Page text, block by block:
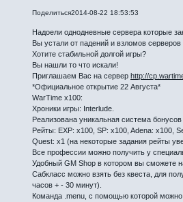
Поделиться2014-08-22 18:53:53
Надоели однодневные сервера которые
Вы устали от падений и взломов серверов
Хотите стабильной долгой игры?
Вы нашли то что искали!
Приглашаем Вас на серверhttp://
*Официальное открытие 22 Августа*
WarTime x100:
Хроники игры: Interlude.
Реализована уникальная система
Рейты: EXP: x100, SP: x100, Adena: x100,
Quest: x1 (на некоторые задания рейты
Все профессии можно получить у
Удобный GM Shop в котором вы сможете
Сабкласс можно взять без квеста, для
часов + - 30 минут).
Команда .menu, с помощью которой можно